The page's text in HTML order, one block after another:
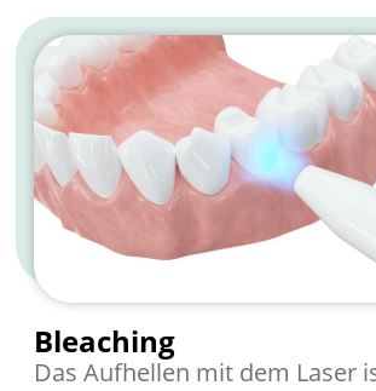
Bleaching
Das Aufhellen mit dem Laser